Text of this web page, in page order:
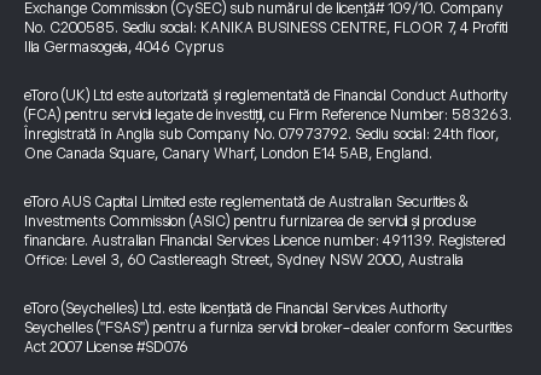
Exchange Commission (CySEC) sub numărul de licență# 109/10. Company
No. C200585. Sediu social: KANIKA BUSINESS CENTRE, FLOOR 7, 4 Profiti
Ilia Germasogeia, 4046 Cyprus
eToro (UK) Ltd este autorizată și reglementată de Financial Conduct Authority
(FCA) pentru servicii legate de investiții, cu Firm Reference Number: 583263.
Înregistrată în Anglia sub Company No. 07973792. Sediu social: 24th floor,
One Canada Square, Canary Wharf, London E14 5AB, England.
eToro AUS Capital Limited este reglementată de Australian Securities &
Investments Commission (ASIC) pentru furnizarea de servicii și produse
financiare. Australian Financial Services Licence number: 491139. Registered
Office: Level 3, 60 Castlereagh Street, Sydney NSW 2000, Australia
eToro (Seychelles) Ltd. este licențiată de Financial Services Authority
Seychelles ("FSAS") pentru a furniza servicii broker-dealer conform Securities
Act 2007 License #SD076